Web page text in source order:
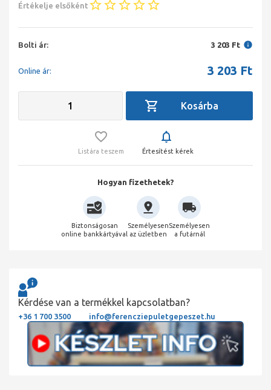
Értékelje elsőként
Bolti ár: 3 203 Ft
Online ár: 3 203 Ft
Listára teszem Értesítést kérek
Hogyan fizethetek?
Biztonságosan
online bankkártyával
Személyesen
az üzletben
Személyesen
a futárnál
Kérdése van a termékkel kapcsolatban?
+36 1 700 3500 info@ferencziepuletgepeszet.hu